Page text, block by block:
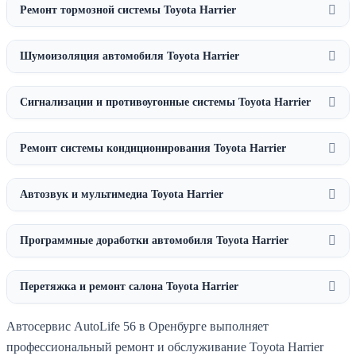
Ремонт тормозной системы Toyota Harrier
Шумоизоляция автомобиля Toyota Harrier
Сигнализации и противоугонные системы Toyota Harrier
Ремонт системы кондиционирования Toyota Harrier
Автозвук и мультимедиа Toyota Harrier
Программные доработки автомобиля Toyota Harrier
Перетяжка и ремонт салона Toyota Harrier
Автосервис AutoLife 56 в Оренбурге выполняет
профессиональный ремонт и обслуживание Toyota Harrier